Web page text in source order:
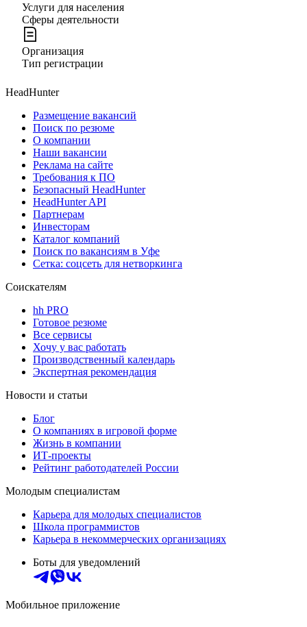
Услуги для населения
Сферы деятельности
Организация
Тип регистрации
HeadHunter
Размещение вакансий
Поиск по резюме
О компании
Наши вакансии
Реклама на сайте
Требования к ПО
Безопасный HeadHunter
HeadHunter API
Партнерам
Инвесторам
Каталог компаний
Поиск по вакансиям в Уфе
Сетка: соцсеть для нетворкинга
Соискателям
hh PRO
Готовое резюме
Все сервисы
Хочу у вас работать
Производственный календарь
Экспертная рекомендация
Новости и статьи
Блог
О компаниях в игровой форме
Жизнь в компании
ИТ-проекты
Рейтинг работодателей России
Молодым специалистам
Карьера для молодых специалистов
Школа программистов
Карьера в некоммерческих организациях
Боты для уведомлений
Мобильное приложение